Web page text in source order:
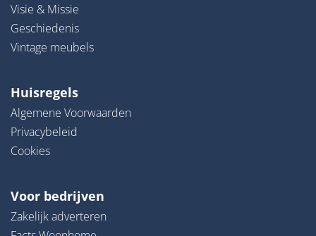
Visie & Missie
Geschiedenis
Vintage meubels
Huisregels
Algemene Voorwaarden
Privacybeleid
Cookies
Voor bedrijven
Zakelijk adverteren